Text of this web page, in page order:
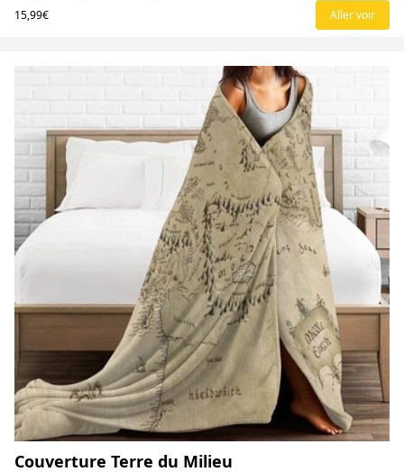
15,99€ Aller voir
Couverture Terre du Milieu